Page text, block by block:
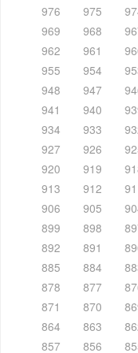
976
975
969
968
962
961
955
954
948
947
941
940
934
933
927
926
920
919
913
912
906
905
899
898
892
891
885
884
878
877
871
870
864
863
857
856